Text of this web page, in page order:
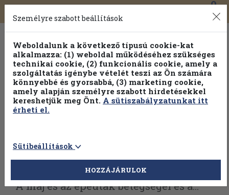
Toggle
navigation
0
Válogasson több mint 1.000.000 kiadványunk közül
100% kedvezménnyel!
Vissza az előző oldalra Válasszon példányt
A máj és az epeutak betegségei és a...
Személyre szabott beállítások
Weboldalunk a következő típusú cookie-kat
alkalmazza: (1) weboldal működéséhez szükséges
technikai cookie, (2) funkcionális cookie, amely a
szolgáltatás igénybe vételét teszi az Ön számára
könnyebbé és gyorsabbá, (3) marketing cookie,
amely alapján személyre szabott hirdetésekkel
kereshetjük meg Önt. A sütiszabályzatunkat itt
érheti el.
Sütibeállítások
HOZZÁJÁRULOK